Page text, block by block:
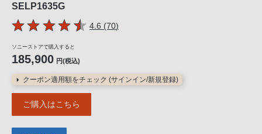
SELP1635G
5つの星のうち
4.6 (70件のレビュー
)
ソニーストアで購入すると
185,900 円(税込)
クーポン適用額をチェック (サインイン/新規登録)
ご購入はこちら